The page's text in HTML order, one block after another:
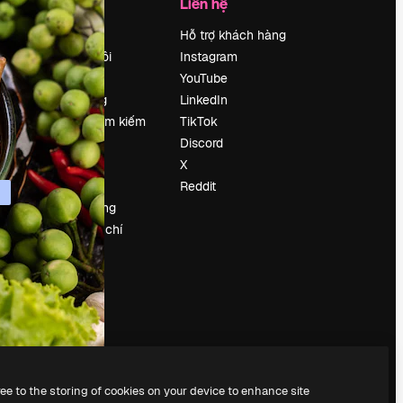
Bảng giá
Về chúng tôi
Reviews
Tuyển dụng
Xu hướng tìm kiếm
Blog
Sự kiện
Slidesgo
Bán nội dung
Phòng báo chí
Tìm kiếm
magnific.ai
Hỗ trợ khách hàng
Instagram
YouTube
LinkedIn
TikTok
Discord
X
Reddit
to the storing of cookies on your device to enhance site